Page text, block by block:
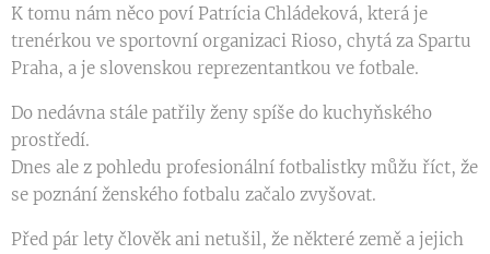
K tomu nám něco poví Patrícia Chládeková, která je
trenérkou ve sportovní organizaci Rioso, chytá za Spartu
Praha, a je slovenskou reprezentantkou ve fotbale.
Do nedávna stále patřily ženy spíše do kuchyňského
prostředí.
Dnes ale z pohledu profesionální fotbalistky můžu říct, že
se poznání ženského fotbalu začalo zvyšovat.
Před pár lety člověk ani netušil, že některé země a jejich